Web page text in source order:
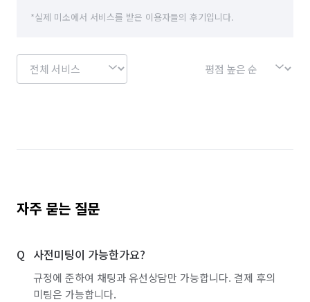
*실제 미소에서 서비스를 받은 이용자들의 후기입니다.
자주 묻는 질문
사전미팅이 가능한가요?
규정에 준하여 채팅과 유선상담만 가능합니다. 결제 후의
미팅은 가능합니다.